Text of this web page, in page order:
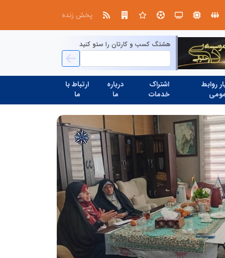
پخش زنده
هشتگ کسب و کارتان را سئو کنید
روابط
اشتراک
خدمات
درباره
ما
ارتباط با
ما